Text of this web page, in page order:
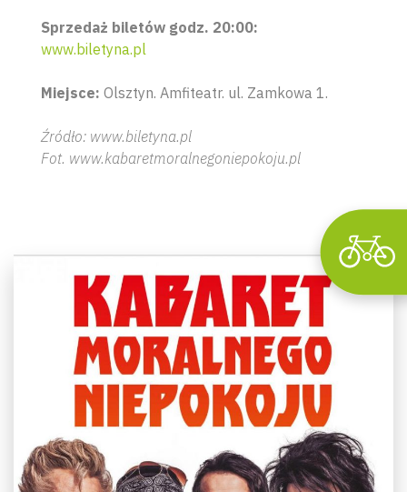
Sprzedaż biletów godz. 20:00:
www.biletyna.pl
Miejsce: Olsztyn. Amfiteatr. ul. Zamkowa 1.
Źródło: www.biletyna.pl
Fot. www.kabaretmoralnegoniepokoju.pl